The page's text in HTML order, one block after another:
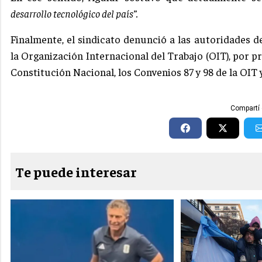
desarrollo tecnológico del país”.
Finalmente, el sindicato denunció a las autoridades
la Organización Internacional del Trabajo (OIT), por
Constitución Nacional, los Convenios 87 y 98 de la OIT
Compartí
Te puede interesar